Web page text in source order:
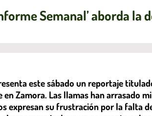
Semanal’ aborda la
este sábado un reportaje
Zamora. Las llamas han arrasado
expresan su frustración por la falta